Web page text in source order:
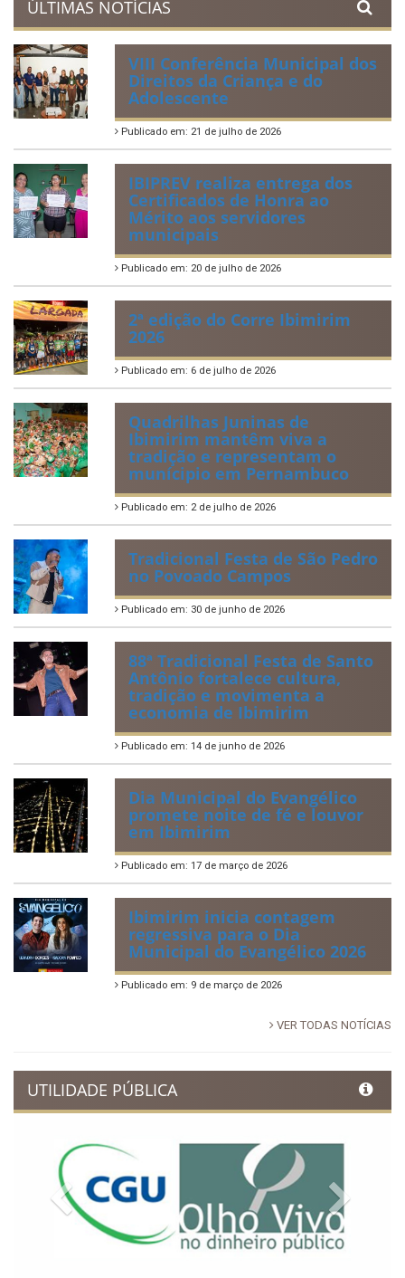
ÚLTIMAS NOTÍCIAS
VIII Conferência Municipal dos
Direitos da Criança e do
Adolescente
Publicado em: 21 de julho de 2026
IBIPREV realiza entrega dos
Certificados de Honra ao
Mérito aos servidores
municipais
Publicado em: 20 de julho de 2026
2ª edição do Corre Ibimirim
2026
Publicado em: 6 de julho de 2026
Quadrilhas Juninas de
Ibimirim mantêm viva a
tradição e representam o
munícipio em Pernambuco
Publicado em: 2 de julho de 2026
Tradicional Festa de São Pedro
no Povoado Campos
Publicado em: 30 de junho de 2026
88ª Tradicional Festa de Santo
Antônio fortalece cultura,
tradição e movimenta a
economia de Ibimirim
Publicado em: 14 de junho de 2026
Dia Municipal do Evangélico
promete noite de fé e louvor
em Ibimirim
Publicado em: 17 de março de 2026
Ibimirim inicia contagem
regressiva para o Dia
Municipal do Evangélico 2026
Publicado em: 9 de março de 2026
VER TODAS NOTÍCIAS
UTILIDADE PÚBLICA
Previous